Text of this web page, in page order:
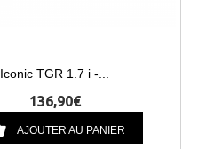
Iconic TGR 1.7 i -...
136,90€
AJOUTER AU PANIER